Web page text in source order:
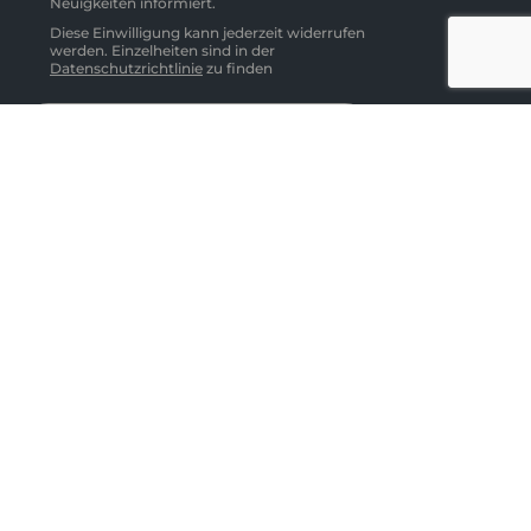
Diese Einwilligung kann jederzeit widerrufen
werden. Einzelheiten sind in der
Datenschutzrichtlinie zu finden